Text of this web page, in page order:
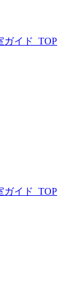
ガイド_TOP
ガイド_TOP